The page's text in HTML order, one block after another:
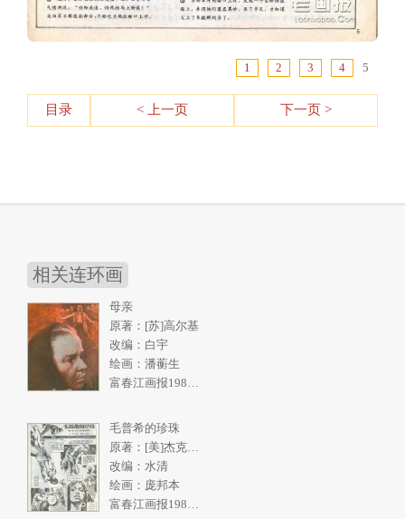
1 2 3 4 5
目录 < 上一页 下一页 >
相关连环画
母亲
原著：[苏]高尔基
改编：白宇
绘画：潘蘅生
富春江画报1986年5期
毛普希的珍珠
改编：水清
绘画：庞邦本